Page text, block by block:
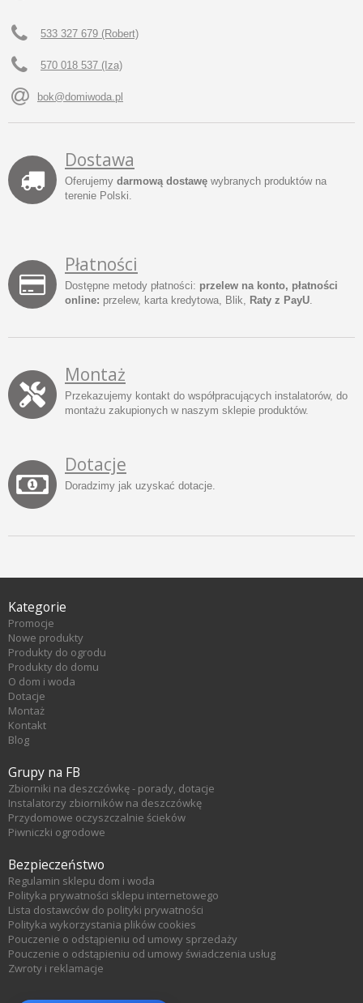
533 327 679 (Robert)
570 018 537 (Iza)
bok@domiwoda.pl
Dostawa
Oferujemy darmową dostawę wybranych produktów na
terenie Polski.
Płatności
Dostępne metody płatności: przelew na konto, płatności
online: przelew, karta kredytowa, Blik, Raty z PayU.
Montaż
Przekazujemy kontakt do współpracujących instalatorów, do
montażu zakupionych w naszym sklepie produktów.
Dotacje
Doradzimy jak uzyskać dotacje.
Kategorie
Promocje
Nowe produkty
Produkty do ogrodu
Produkty do domu
O dom i woda
Dotacje
Montaż
Kontakt
Blog
Grupy na FB
Zbiorniki na deszczówkę - porady, dotacje
Instalatorzy zbiorników na deszczówkę
Przydomowe oczyszczalnie ścieków
Piwniczki ogrodowe
Bezpieczeństwo
Regulamin sklepu dom i woda
Polityka prywatności sklepu internetowego
Lista dostawców do polityki prywatności
Polityka wykorzystania plików cookies
Pouczenie o odstąpieniu od umowy sprzedaży
Pouczenie o odstąpieniu od umowy świadczenia usług
Zwroty i reklamacje